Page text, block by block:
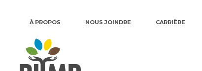
À PROPOS NOUS JOINDRE CARRIÈRE